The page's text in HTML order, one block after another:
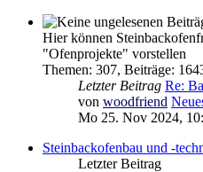
Hier können
"Ofenprojekte" vorstellen
Themen: 307, Beiträge:
Letzter Beitrag Re:
von woodfriend
Mo 25. Nov 2024,
Steinbackofenbau und -
Letzter Beitrag